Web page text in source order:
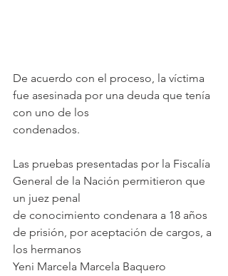
De acuerdo con el proceso, la víctima
fue asesinada por una deuda que tenía
con uno de los
condenados.
Las pruebas presentadas por la Fiscalía
General de la Nación permitieron que
un juez penal
de conocimiento condenara a 18 años
de prisión, por aceptación de cargos, a
los hermanos
Yeni Marcela Marcela Baquero